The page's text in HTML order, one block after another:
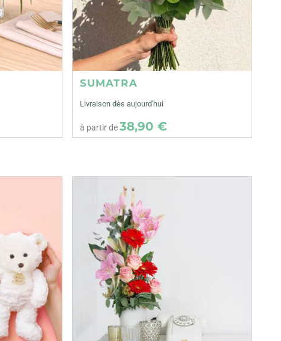
SUMATRA
Livraison dès aujourd'hui
à partir de38,90 €